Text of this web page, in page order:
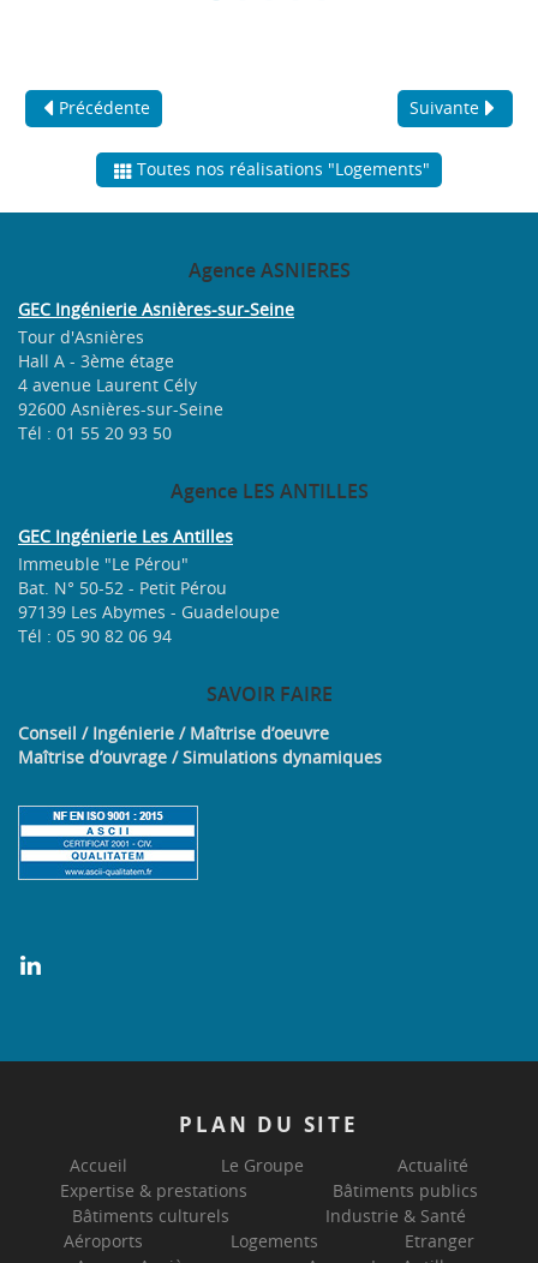
Précédente
Toutes nos réalisations "Logements"
Suivante
AgenceASNIERES
GEC Ingénierie Asnières-sur-Seine
Tour d'Asnières
Hall A - 3ème étage
4 avenue Laurent Cély
92600 Asnières-sur-Seine
Tél : 01 55 20 93 50
AgenceLES ANTILLES
GEC Ingénierie Les Antilles
Immeuble "Le Pérou"
Bat. N° 50-52 - Petit Pérou
97139 Les Abymes - Guadeloupe
Tél : 05 90 82 06 94
SAVOIRFAIRE
Conseil / Ingénierie / Maîtrise d’oeuvre
Maîtrise d’ouvrage / Simulations dynamiques
PLAN DU SITE
Accueil Le Groupe
Actualité
Expertise & prestations
Bâtiments publics
Bâtiments culturels
Industrie & Santé
Aéroports
Logements
Etranger